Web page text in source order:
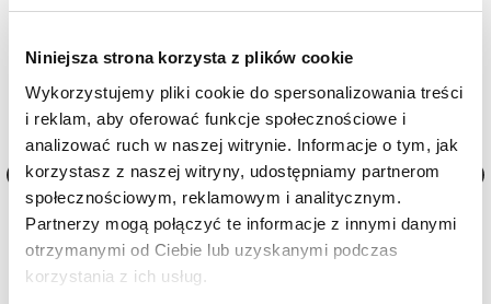
Niniejsza strona korzysta z plików cookie
Wykorzystujemy pliki cookie do spersonalizowania treści
i reklam, aby oferować funkcje społecznościowe i
analizować ruch w naszej witrynie. Informacje o tym, jak
korzystasz z naszej witryny, udostępniamy partnerom
społecznościowym, reklamowym i analitycznym.
Partnerzy mogą połączyć te informacje z innymi danymi
otrzymanymi od Ciebie lub uzyskanymi podczas
korzystania z ich usług.
Garmin Crossover Amoled
2 590 zł
Garmin Crossover Amoled
Edition